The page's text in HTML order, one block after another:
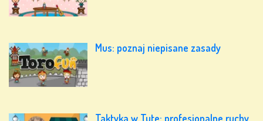
Mus: poznaj niepisane zasady
Taktyka w Tute: profesjonalne ruchy